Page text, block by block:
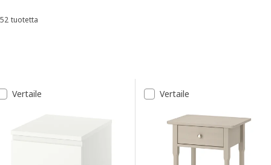
kirjoille.
Lajittele ja suodata
52 tuotetta
Tulosluettelo
Vertaile Vertaile